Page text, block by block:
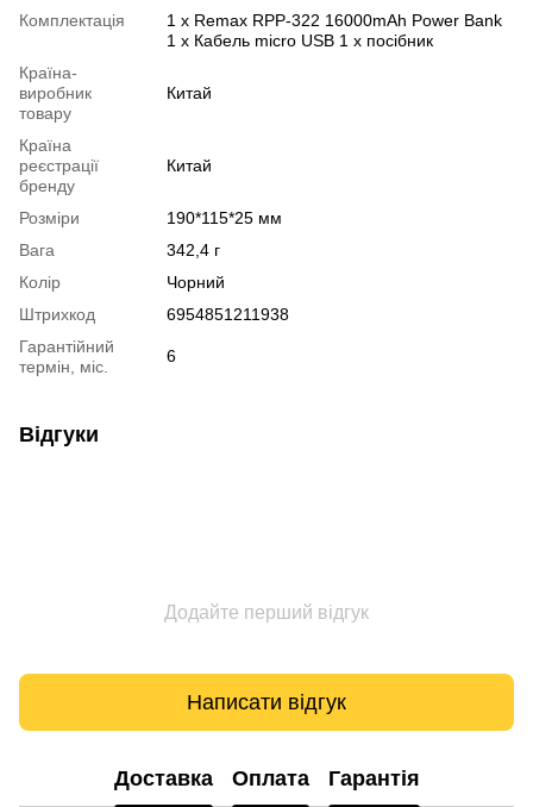
Комплектація
1 x Remax RPP-322 16000mAh Power Bank
1 x Кабель micro USB 1 х посібник
Країна-
виробник
товару
Китай
Країна
реєстрації
бренду
Китай
Розміри
190*115*25 мм
Вага
342,4 г
Колір
Чорний
Штрихкод
6954851211938
Гарантійний
термін, міс.
6
Відгуки
Додайте перший відгук
Написати відгук
Доставка Оплата Гарантія